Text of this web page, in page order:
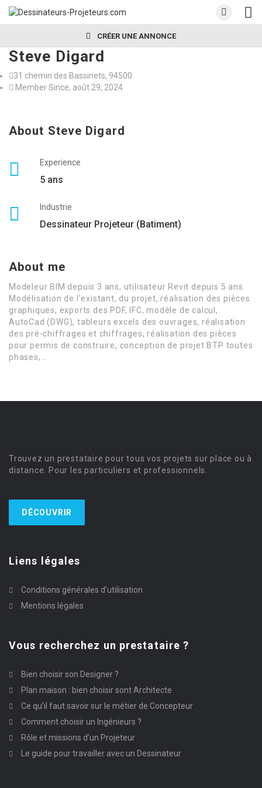
CRÉER UNE ANNONCE
Steve Digard
31 chemin des Bassinets, 94500
Member Since, août 29, 2024
About Steve Digard
Experience
5 ans
Industrie
Dessinateur Projeteur (Batiment)
About me
Modeleur BIM depuis 3 ans, utilisateur Revit depuis 5 ans.
Modélisation de l’existant, du projet, réalisation des pièces
graphiques, exports des PDF, IFC, modèle de calcul,
AutoCad (DWG), tableurs excels des ouvrages, réalisation
des pré-chiffrages et chiffrages, réalisation des pièces
pour permis de construire, conception de projet BTP toutes
phases,…
Trouvez un prestataire pour tous vos projets sur place ou à
distance. Pour les particuliers et professionnels.
DÉCOUVRIR
Liens légales
Conditions générales d’utilisation
Mentions légales
Vous recherchez un prestataire ?
Bien choisir son Designer ?
Plan maison : bien choisir sont Architecte
Ce qu’il faut savoir sur le métier de Concepteur
Comment choisir un Ingénieurs ?
Rôle et missions d’un Projeteur
Le guide pour travailler avec un Dessinateur